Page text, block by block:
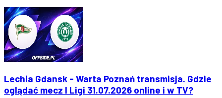
Lechia Gdansk - Warta Poznań transmisja. Gdzie
oglądać mecz I Ligi 31.07.2026 online i w TV?